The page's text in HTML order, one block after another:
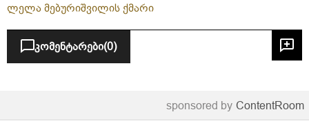
ლელა მებურიშვილის ქმარი
კომენტარები(0)
sponsored by ContentRoom